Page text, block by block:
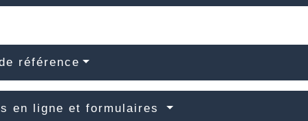
référence
en ligne et formulaires